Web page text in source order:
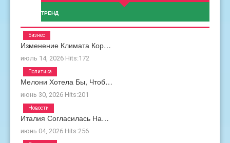
ТРЕНД
Изменение Климата Кор…
июль 14, 2026 Hits:172
Бизнес
Мелони Хотела Бы, Чтоб…
июнь 30, 2026 Hits:201
Политика
Италия Согласилась На…
июнь 04, 2026 Hits:256
Новости